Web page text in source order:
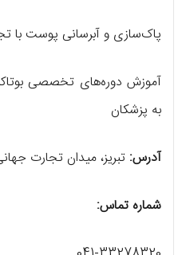
پاک‌سازی و آبرسانی پوست با
به پزشکان
آدرس: تبریز، میدان تجارت
شماره تماس: